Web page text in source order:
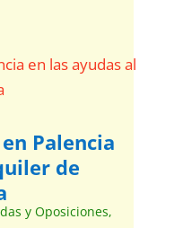
Palencia
de
y Oposiciones,